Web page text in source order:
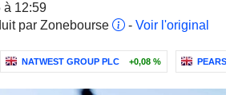
à 12:59
par Zonebourse
- Voir l'original
NATWEST GROUP PLC +0,08 %